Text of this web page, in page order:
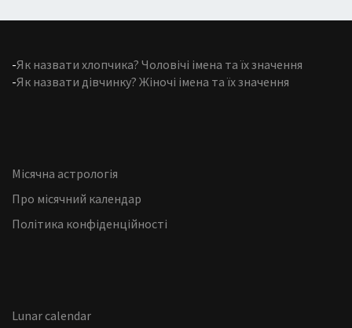
-Як назвати хлопчика? Чоловічі імена та їх значення
-Як назвати дівчинку? Жіночі імена та їх значення
Місячна астрологія
Про місячний календар
Політика конфіденційності
Lunar calendar